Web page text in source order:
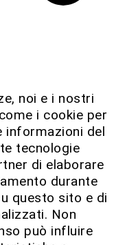
noi e i nostri
i cookie per
informazioni del
tecnologie
di elaborare
durante
questo sito e di
Non
può influire